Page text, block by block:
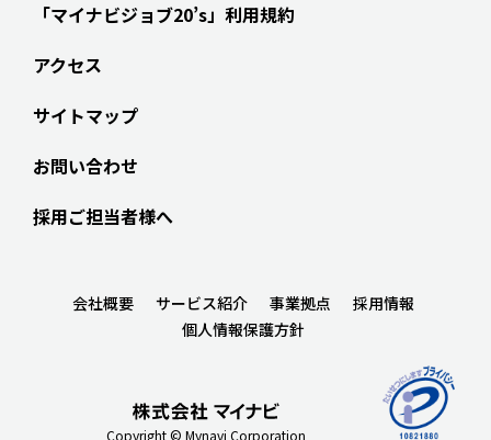
「マイナビジョブ20’s」利用規約
アクセス
サイトマップ
お問い合わせ
採用ご担当者様へ
Copyright © Mynavi Corporation
会社概要 サービス紹介 事業拠点
採用情報
個人情報保護方針